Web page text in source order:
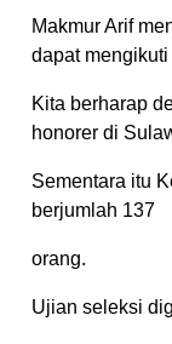
Makmur Arif
dapat
Kita berharap
honorer di
Sementara itu
berjumlah 137
orang.
Ujian seleksi